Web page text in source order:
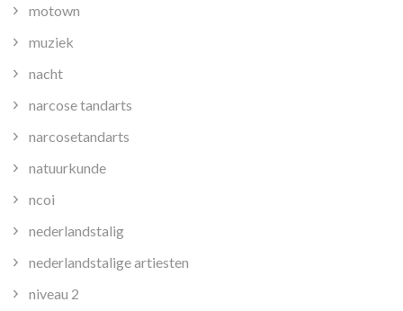
motown
muziek
nacht
narcose tandarts
narcosetandarts
natuurkunde
ncoi
nederlandstalig
nederlandstalige artiesten
niveau 2